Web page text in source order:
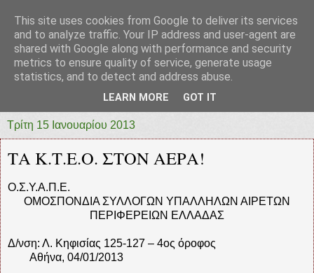
prototypia
"ΠΡΩΤΟΤΥΠΙΑ" * ΑΝΕΞΑΡΤΗΤΗ-ΗΛΕΚΤΡΟΝΙΚΗ-
Τρίτη 15 Ιανουαρίου 2013
ΤΑ Κ.Τ.Ε.Ο. ΣΤΟΝ ΑΕΡΑ!
Ο.Σ.Υ.Α.Π.Ε.
ΟΜΟΣΠΟΝΔΙΑ ΣΥΛΛΟΓΩΝ ΥΠΑΛΛΗΛΩΝ ΑΙΡΕΤΩΝ
ΠΕΡΙΦΕΡΕΙΩΝ ΕΛΛΑΔΑΣ
Δ/νση: Λ. Κηφισίας 125-127 – 4ος όροφος
Αθήνα, 04/01/2013
This site uses cookies from Google to deliver its services
and to analyze traffic. Your IP address and user-agent are
shared with Google along with performance and security
metrics to ensure quality of service, generate usage
statistics, and to detect and address abuse.
LEARN MORE GOT IT